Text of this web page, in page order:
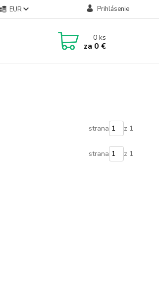
EUR Prihlásenie
0ks
za 0 €
strana z 1
strana z 1